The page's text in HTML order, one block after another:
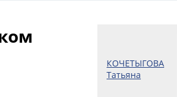
КОЧЕТЫГОВА
Татьяна